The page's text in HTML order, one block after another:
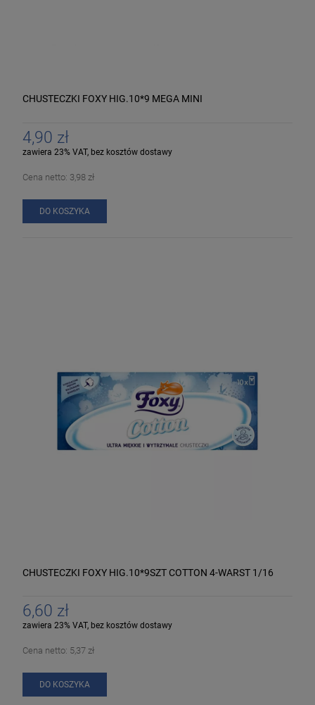
CHUSTECZKI FOXY HIG.10*9 MEGA MINI
4,90 zł
zawiera 23% VAT, bez kosztów dostawy
Cena netto: 3,98 zł
DO KOSZYKA
CHUSTECZKI FOXY HIG.10*9SZT COTTON 4-WARST 1/16
6,60 zł
zawiera 23% VAT, bez kosztów dostawy
Cena netto: 5,37 zł
DO KOSZYKA